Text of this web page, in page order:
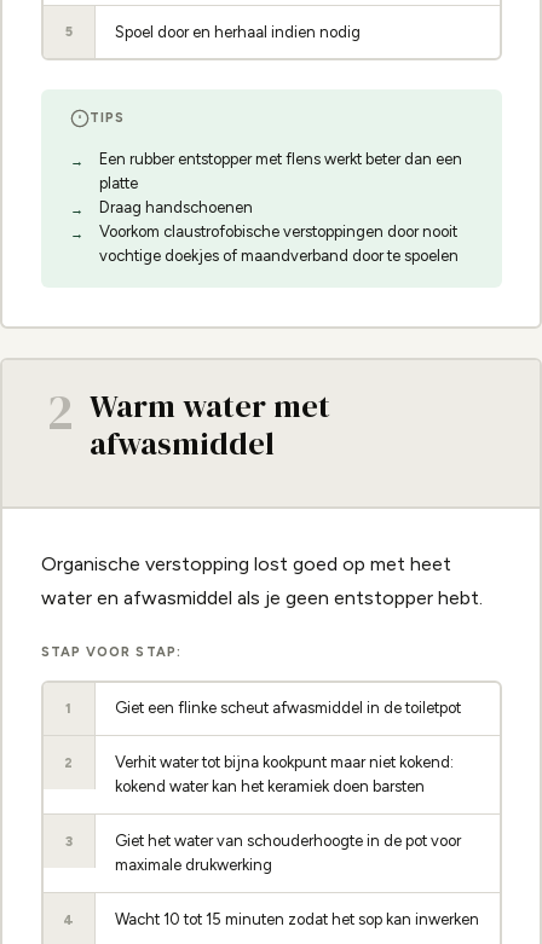
5 Spoel door en herhaal indien nodig
TIPS
Een rubber entstopper met flens werkt beter dan een
platte
Draag handschoenen
Voorkom claustrofobische verstoppingen door nooit
vochtige doekjes of maandverband door te spoelen
2 Warm water met
afwasmiddel
Organische verstopping lost goed op met heet
water en afwasmiddel als je geen entstopper hebt.
STAP VOOR STAP:
1 Giet een flinke scheut afwasmiddel in de toiletpot
2
Verhit water tot bijna kookpunt maar niet kokend:
kokend water kan het keramiek doen barsten
3
Giet het water van schouderhoogte in de pot voor
maximale drukwerking
4 Wacht 10 tot 15 minuten zodat het sop kan inwerken